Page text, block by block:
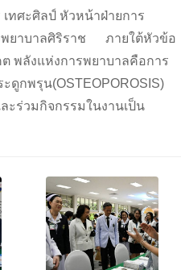
ทศะศิลป์ หัวหน้าฝ่ายการ
งพยาบาลศิริราช ภายใต้หัวข้อ
ต พลังแห่งการพยาบาลคือการ
ดูกพรุน(OSTEOPOROSIS)
ะร่วมกิจกรรมในงานเป็น